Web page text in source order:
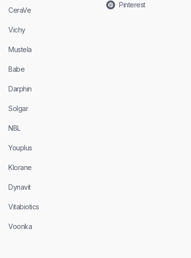
CeraVe
Vichy
Mustela
Babe
Darphin
Solgar
NBL
Youplus
Klorane
Dynavit
Vitabiotics
Voonka
Pinterest